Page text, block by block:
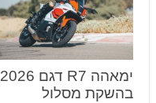
ימאהה R7 דגם 2026
בהשקת מסלול